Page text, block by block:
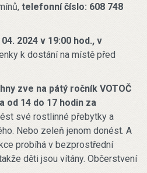
telefonní číslo: 608 748
2024 v 19:00 hod., v
k dostání na místě před
zve na pátý ročník VOTOČ
od 14 do 17 hodin za
své rostlinné přebytky a
Nebo zeleň jenom donést. A
probíhá v bezprostřední
děti jsou vítány. Občerstvení